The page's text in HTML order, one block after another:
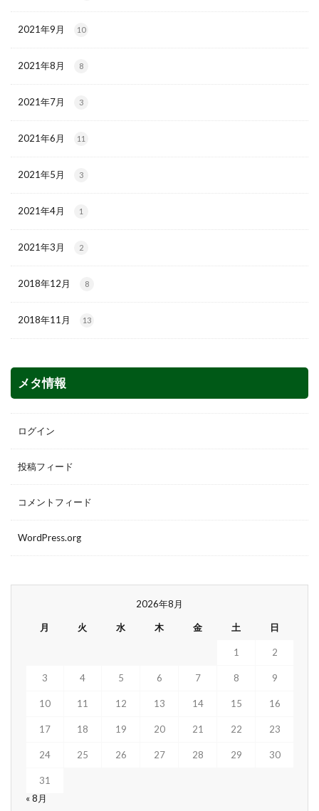
2021年9月 10
2021年8月 8
2021年7月 3
2021年6月 11
2021年5月 3
2021年4月 1
2021年3月 2
2018年12月 8
2018年11月 13
メタ情報
ログイン
投稿フィード
コメントフィード
WordPress.org
2026年8月
月 火 水 木 金 土 日
1 2
3 4 5 6 7 8 9
10 11 12 13 14 15 16
17 18 19 20 21 22 23
24 25 26 27 28 29 30
31
« 8月